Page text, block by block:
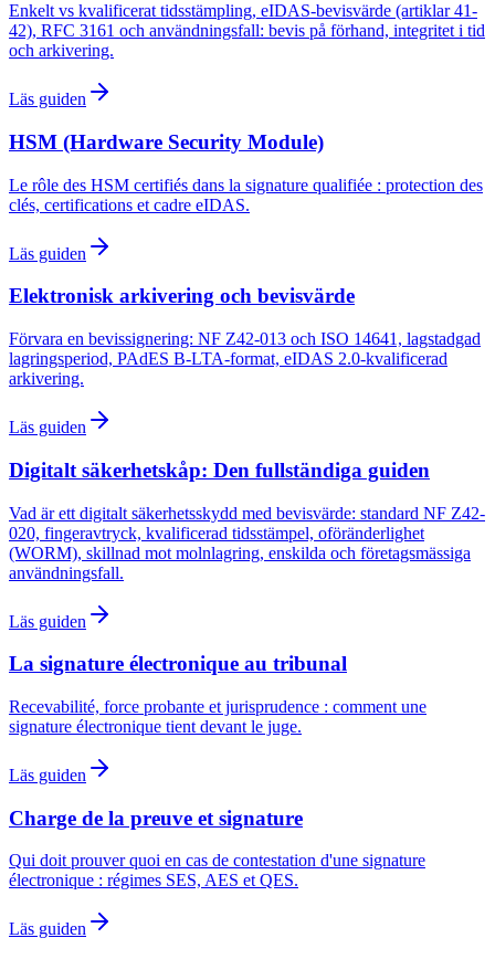
Enkelt vs kvalificerat tidsstämpling, eIDAS-bevisvärde (artiklar 41-
42), RFC 3161 och användningsfall: bevis på förhand, integritet i tid
och arkivering.
Läs guiden
HSM (Hardware Security Module)
Le rôle des HSM certifiés dans la signature qualifiée : protection des
clés, certifications et cadre eIDAS.
Läs guiden
Elektronisk arkivering och bevisvärde
Förvara en bevissignering: NF Z42-013 och ISO 14641, lagstadgad
lagringsperiod, PAdES B-LTA-format, eIDAS 2.0-kvalificerad
arkivering.
Läs guiden
Digitalt säkerhetskåp: Den fullständiga guiden
Vad är ett digitalt säkerhetsskydd med bevisvärde: standard NF Z42-
020, fingeravtryck, kvalificerad tidsstämpel, oföränderlighet
(WORM), skillnad mot molnlagring, enskilda och företagsmässiga
användningsfall.
Läs guiden
La signature électronique au tribunal
Recevabilité, force probante et jurisprudence : comment une
signature électronique tient devant le juge.
Läs guiden
Charge de la preuve et signature
Qui doit prouver quoi en cas de contestation d'une signature
électronique : régimes SES, AES et QES.
Läs guiden